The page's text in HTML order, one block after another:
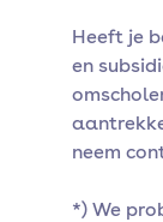
Heeft je
en
neem
*) We